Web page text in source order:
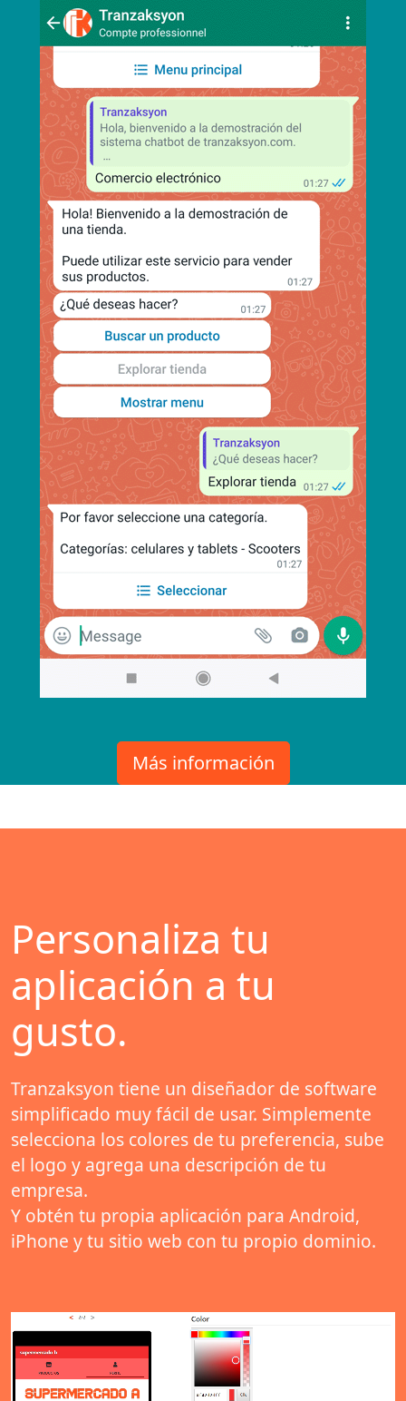
Más información
Personaliza tu
aplicación a tu
gusto.
Tranzaksyon tiene un diseñador de software
simplificado muy fácil de usar. Simplemente
selecciona los colores de tu preferencia, sube
el logo y agrega una descripción de tu
empresa.
Y obtén tu propia aplicación para Android,
iPhone y tu sitio web con tu propio dominio.